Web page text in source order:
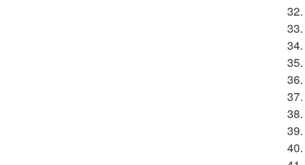
32.
33.
34.
35.
36.
37.
38.
39.
40.